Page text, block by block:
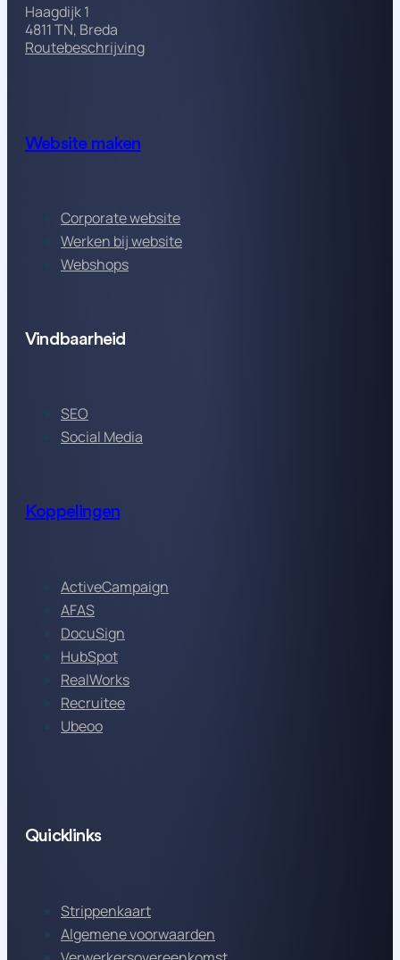
Haagdijk 1
4811 TN, Breda
Routebeschrijving
Website maken
Corporate website
Werken bij website
Webshops
Vindbaarheid
SEO
Social Media
Koppelingen
ActiveCampaign
AFAS
DocuSign
HubSpot
RealWorks
Recruitee
Ubeoo
Quicklinks
Strippenkaart
Algemene voorwaarden